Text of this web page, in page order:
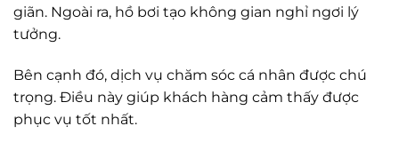
giãn. Ngoài ra, hồ bơi tạo không gian nghỉ ngơi lý
tưởng.
Bên cạnh đó, dịch vụ chăm sóc cá nhân được chú
trọng. Điều này giúp khách hàng cảm thấy được
phục vụ tốt nhất.